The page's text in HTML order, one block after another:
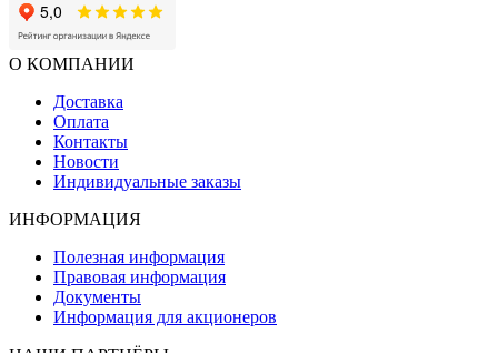
О КОМПАНИИ
Доставка
Оплата
Контакты
Новости
Индивидуальные заказы
ИНФОРМАЦИЯ
Полезная информация
Правовая информация
Документы
Информация для акционеров